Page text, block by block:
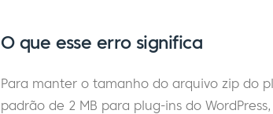
O que esse erro significa
Para manter o tamanho do arquivo zip do
padrão de 2 MB para plug-ins do